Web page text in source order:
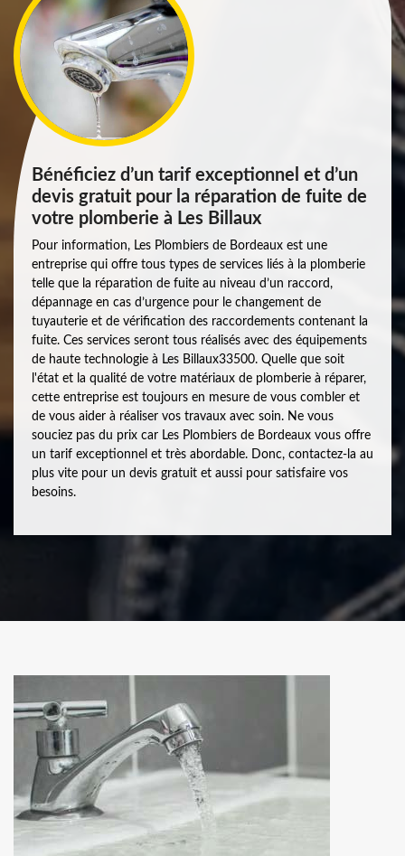
Bénéficiez d’un tarif exceptionnel et d’un
devis gratuit pour la réparation de fuite de
votre plomberie à Les Billaux
Pour information, Les Plombiers de Bordeaux est une
entreprise qui offre tous types de services liés à la plomberie
telle que la réparation de fuite au niveau d’un raccord,
dépannage en cas d’urgence pour le changement de
tuyauterie et de vérification des raccordements contenant la
fuite. Ces services seront tous réalisés avec des équipements
de haute technologie à Les Billaux33500. Quelle que soit
l'état et la qualité de votre matériaux de plomberie à réparer,
cette entreprise est toujours en mesure de vous combler et
de vous aider à réaliser vos travaux avec soin. Ne vous
souciez pas du prix car Les Plombiers de Bordeaux vous offre
un tarif exceptionnel et très abordable. Donc, contactez-la au
plus vite pour un devis gratuit et aussi pour satisfaire vos
besoins.